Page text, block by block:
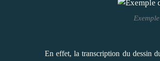
En effet, la transcription du dessin